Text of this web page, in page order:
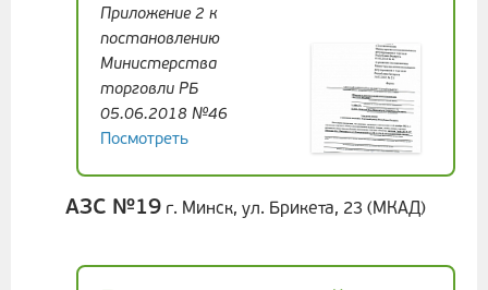
Приложение 2 к
постановлению
Министерства
торговли РБ
05.06.2018 №46
Посмотреть
АЗС №19 г. Минск, ул. Брикета, 23 (МКАД)